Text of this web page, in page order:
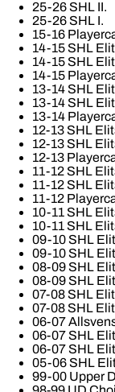
25-26 SHL II.
25-26 SHL I.
15-16
14-15 SHL
14-15 SHL
14-15
13-14 SHL
13-14 SHL
13-14
12-13 SHL
12-13 SHL
12-13
11-12 SHL
11-12 SHL
11-12
10-11 SHL
10-11 SHL
09-10 SHL
09-10 SHL
08-09 SHL
08-09 SHL
07-08 SHL
07-08 SHL
06-07
06-07 SHL
06-07 SHL
05-06 SHL
99-00 Upper